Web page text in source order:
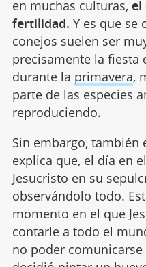
en muchas culturas, el
fertilidad. Y es que se
conejos suelen ser
precisamente la fiesta
durante la primavera,
parte de las especies
reproduciendo.
Sin embargo, también
explica que, el día en
Jesucristo en su
observándolo todo.
momento en el que
contarle a todo el
no poder